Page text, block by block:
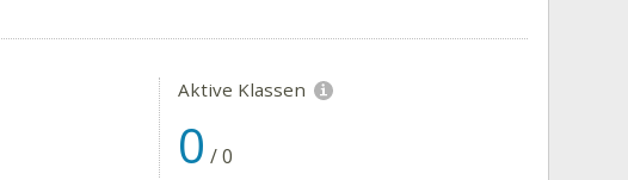
Aktive Klassen
0 /0